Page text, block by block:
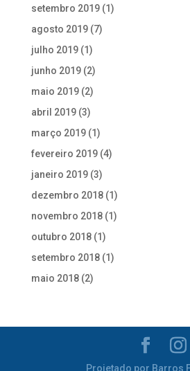
setembro 2019(1)
agosto 2019(7)
julho 2019(1)
junho 2019(2)
maio 2019(2)
abril 2019(3)
março 2019(1)
fevereiro 2019(4)
janeiro 2019(3)
dezembro 2018(1)
novembro 2018(1)
outubro 2018(1)
setembro 2018(1)
maio 2018(2)
Projetado por Barros